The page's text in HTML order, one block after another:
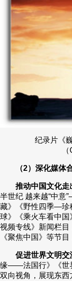
纪录片《
（2）深化媒体
推动中国文化走
半世纪 越来越“中意
藏》《野性四季—珍
球》《乘火车看中
视频专线》新闻栏目
《聚焦中国》等节
促进世界文明交
缘——法国行》《世
双向视角，展现东西